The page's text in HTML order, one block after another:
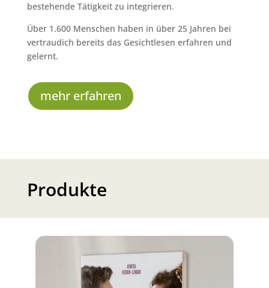
bestehende Tätigkeit zu integrieren.
Über 1.600 Menschen haben in über 25 Jahren bei
vertraudich bereits das Gesichtlesen erfahren und
gelernt.
mehr erfahren
Produkte